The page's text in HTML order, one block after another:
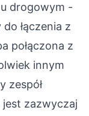
drogowym -
łączenia z
połączona z
innym
zespół
zazwyczaj